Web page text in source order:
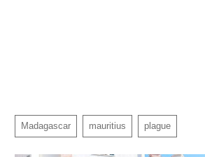
Madagascar mauritius plague